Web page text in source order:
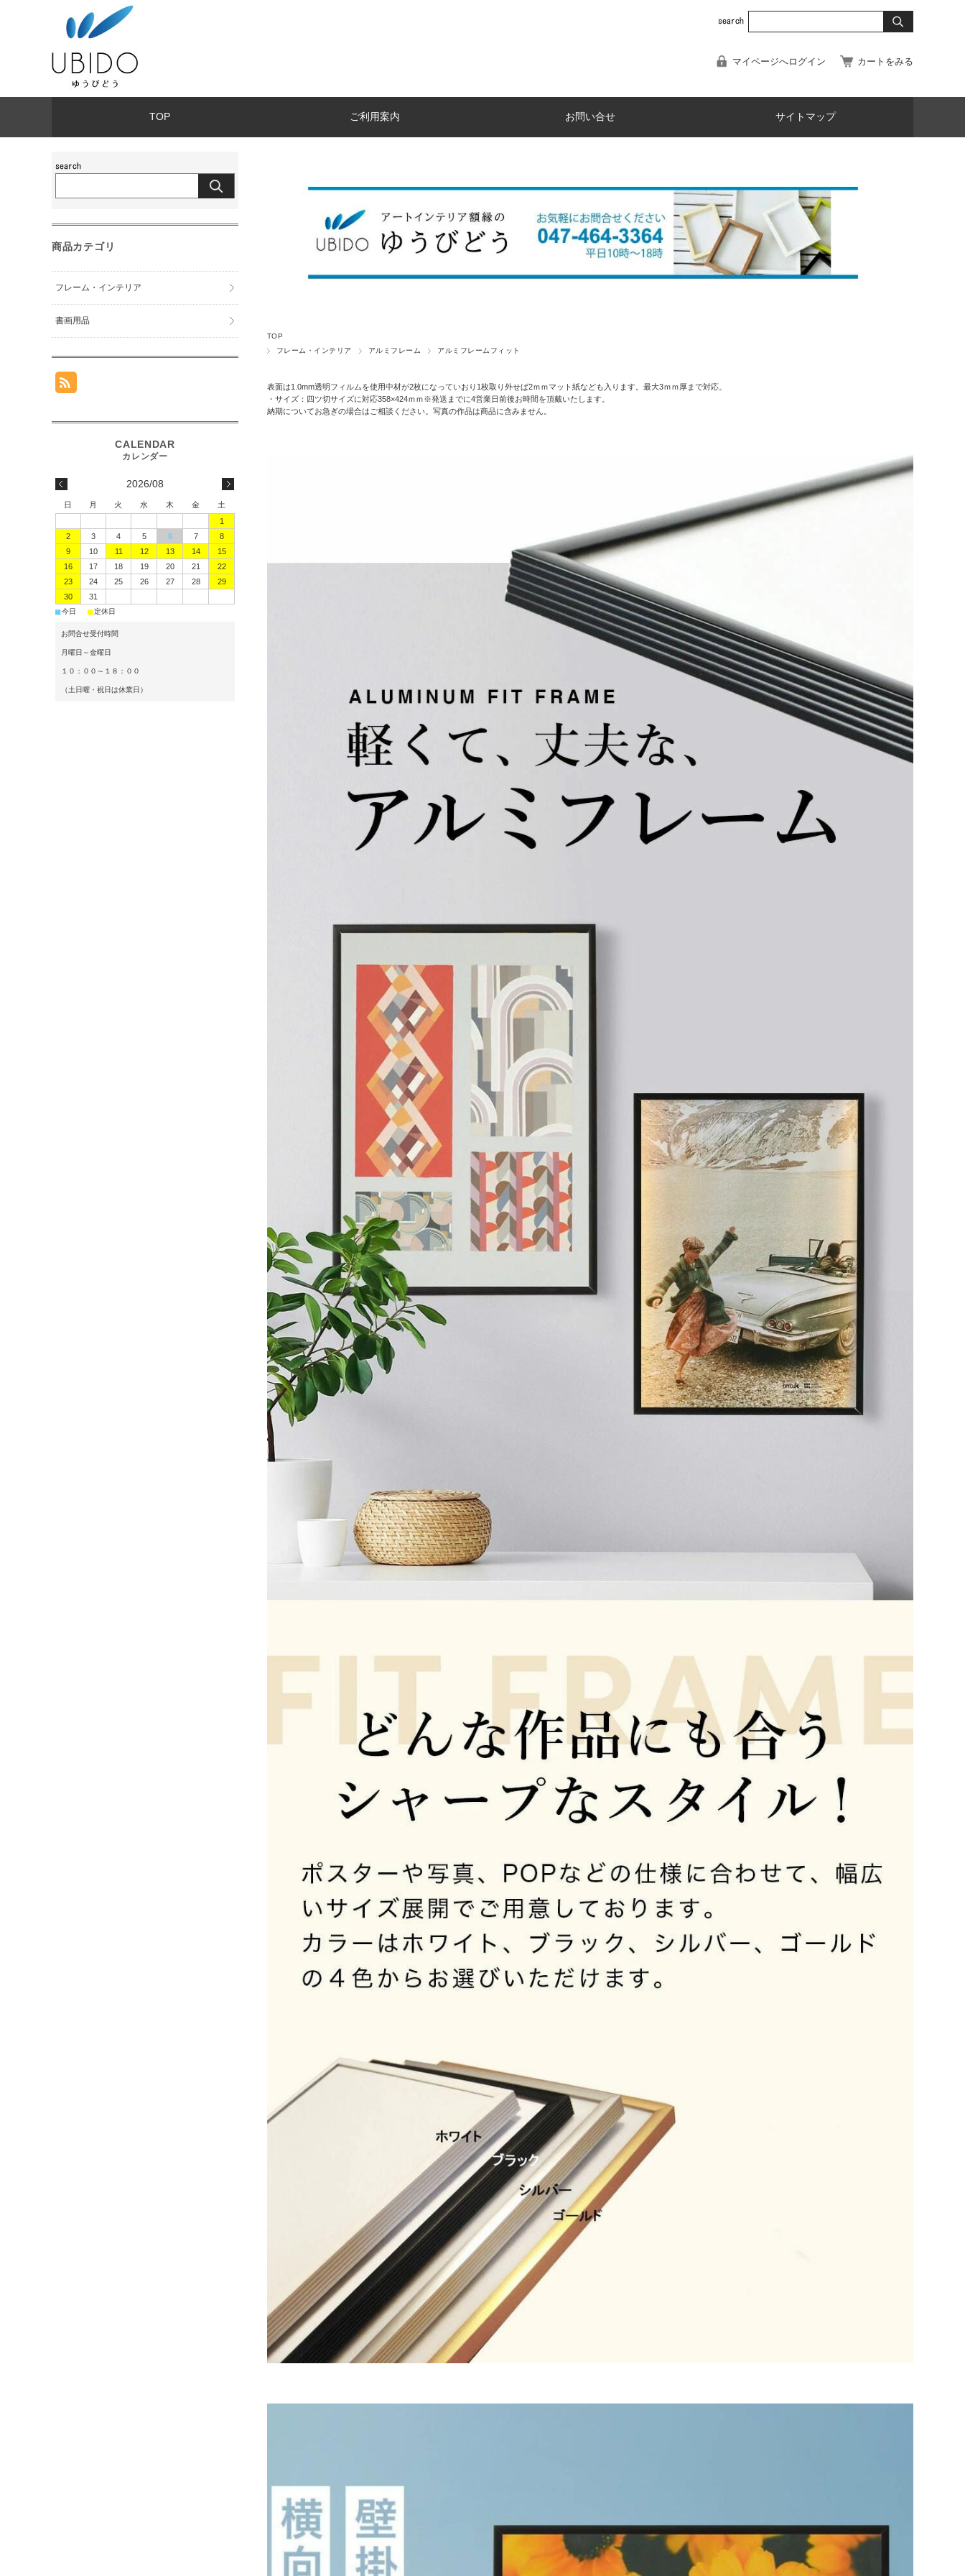
マイページへログイン カートをみる
TOP ご利用案内 お問い合せ サイトマップ
TOP
フレーム・インテリア
アルミフレーム アルミフレームフィット
表面は1.0mm透明フィルムを使用中材が2枚になっていおり1枚取り外せば2ｍｍマット紙なども入ります。最大3ｍｍ厚まで対応。
・サイズ：四ツ切サイズに対応358×424ｍｍ※発送までに4営業日前後お時間を頂戴いたします。
納期についてお急ぎの場合はご相談ください。写真の作品は商品に含みません。
商品カテゴリ
フレーム・インテリア
書画用品
2026/08
日 月 火 水 木 金
土
1
2
3 4 5 6 7
8
9
10 11 12 13 14
15
16
17 18 19 20 21
22
23
24 25 26 27 28
29
30
31
■今日 ■定休日
お問合せ受付時間
月曜日～金曜日
１０：００～１８：００
（土日曜・祝日は休業日）